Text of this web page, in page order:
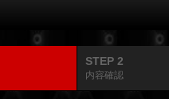
STEP 2
内容確認